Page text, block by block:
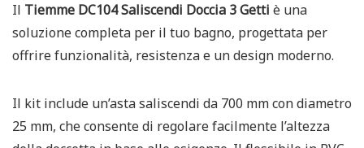
Il Tiemme DC104 Saliscendi Doccia 3 Getti è una
soluzione completa per il tuo bagno, progettata per
offrire funzionalità, resistenza e un design moderno.
Il kit include un’asta saliscendi da 700 mm con diametro
25 mm, che consente di regolare facilmente l’altezza